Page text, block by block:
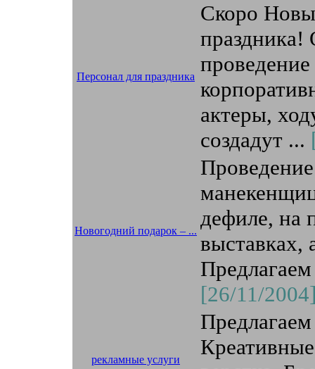
Персонал для праздника
Скоро
праздника!
актеры,
создадут ...
Новогодний подарок – ...
дефиле, на
выставках,
[26/11/
рекламные услуги